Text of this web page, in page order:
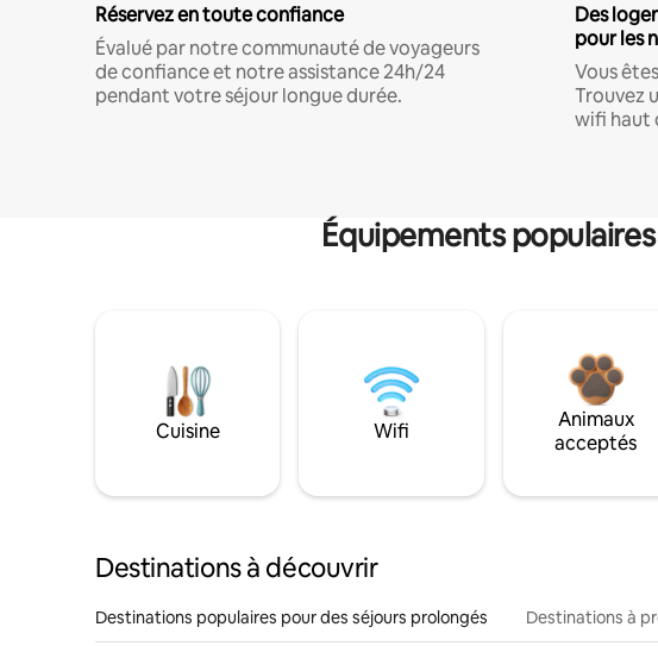
Réservez en toute confiance
Évalué par notre communauté de voyageurs
de confiance et notre assistance 24h/24
pendant votre séjour longue durée.
Des
pour les
Vous
Trouvez
wifi haut
Équipements
Cuisine Wifi
Animaux
acceptés
Destinations à découvrir
Destinations populaires pour des séjours prolongés Destinations à